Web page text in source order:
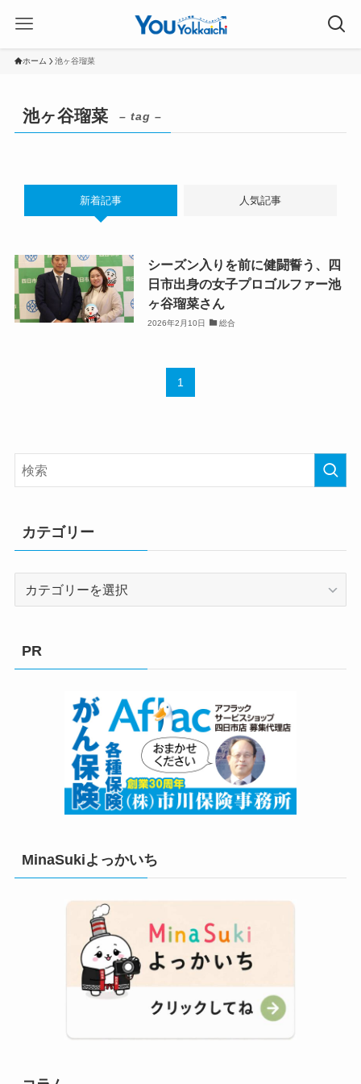
ホーム 池ヶ谷瑠菜
池ヶ谷瑠菜 – tag –
新着記事 人気記事
シーズン入りを前に健闘誓う、四
日市出身の女子プロゴルファー池
ヶ谷瑠菜さん
2026年2月10日 総合
1
カテゴリー
PR
MinaSukiよっかいち